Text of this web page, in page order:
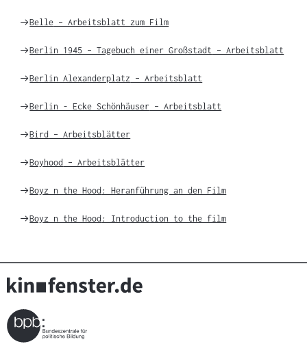
Weiter
Belle – Arbeitsblatt zum Film
Weiter
Berlin 1945 – Tagebuch einer Großstadt – Arbeitsblatt
Weiter
Berlin Alexanderplatz – Arbeitsblatt
Weiter
Berlin - Ecke Schönhäuser – Arbeitsblatt
Weiter
Bird – Arbeitsblätter
Weiter
Boyhood – Arbeitsblätter
Weiter
Boyz n the Hood : Heranführung an den Film
Weiter
Boyz n the Hood : Introduction to the film